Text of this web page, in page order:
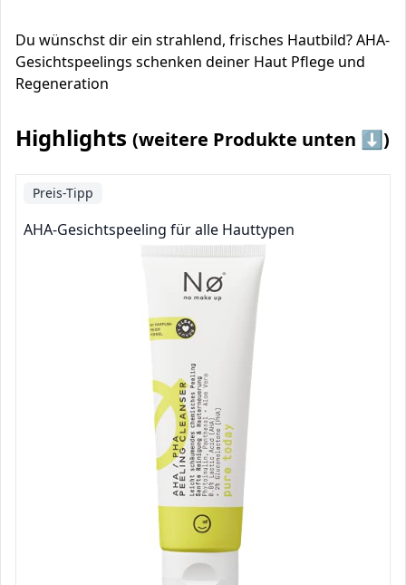
Du wünschst dir ein strahlend, frisches Hautbild? AHA-
Gesichtspeelings schenken deiner Haut Pflege und
Regeneration
Highlights (weitere Produkte unten ⬇️)
Preis-Tipp
AHA-Gesichtspeeling für alle Hauttypen